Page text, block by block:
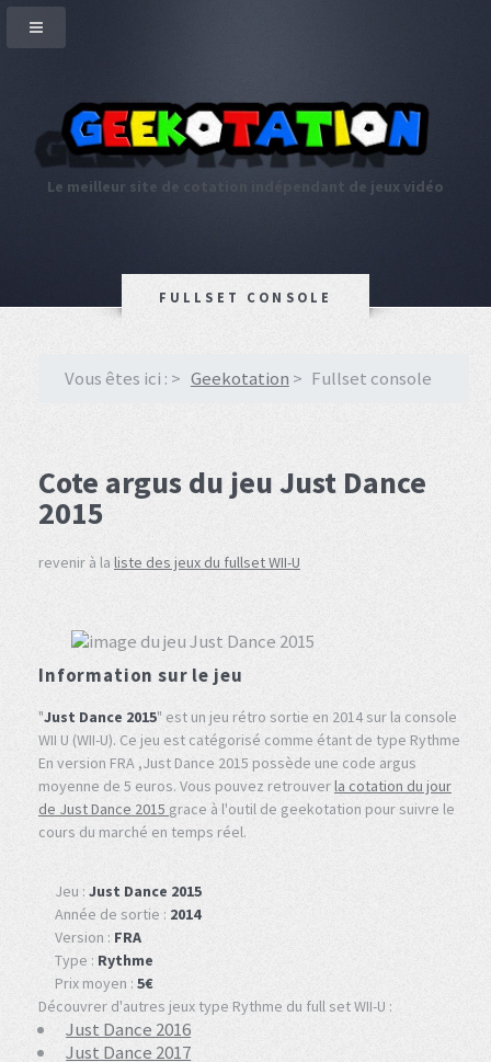
Le meilleur site de cotation indépendant de jeux vidéo
FULLSET CONSOLE
Vous êtes ici : Geekotation Fullset console
Cote argus du jeu Just Dance
2015
revenir à la liste des jeux du fullset WII-U
Information sur le jeu
"Just Dance 2015" est un jeu rétro sortie en 2014 sur la console
WII U (WII-U). Ce jeu est catégorisé comme étant de type Rythme
En version FRA ,Just Dance 2015 possède une code argus
moyenne de 5 euros. Vous pouvez retrouverla cotation du jour
de Just Dance 2015 grace à l'outil de geekotation pour suivre le
cours du marché en temps réel.
Jeu : Just Dance 2015
Année de sortie : 2014
Version : FRA
Type : Rythme
Prix moyen : 5€
Découvrer d'autres jeux type Rythme du full set WII-U :
Just Dance 2016
Just Dance 2017